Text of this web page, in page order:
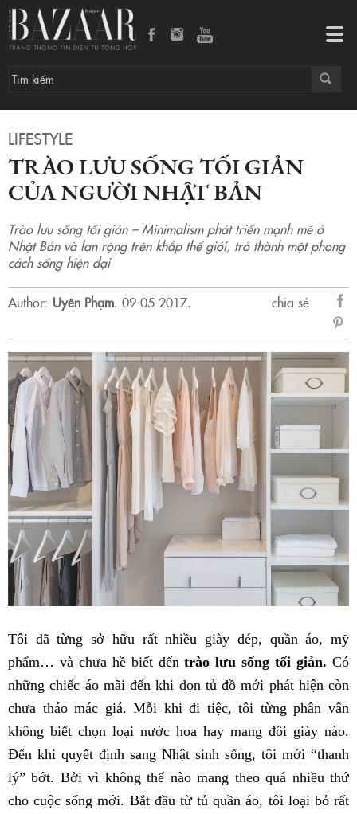
LIFESTYLE
TRÀO LƯU SỐNG TỐI GIẢN
CỦA NGƯỜI NHẬT BẢN
Trào lưu sống tối giản – Minimalism phát triển mạnh mẽ ở
Nhật Bản và lan rộng trên khắp thế giới, trở thành một phong
cách sống hiện đại
Author: Uyên Phạm. 09-05-2017.
chia sẻ
sẻ
Tôi đã từng sở hữu rất nhiều giày dép, quần áo, mỹ
phẩm… và chưa hề biết đếntrào lưu sống tối giản. Có
những chiếc áo mãi đến khi dọn tủ đồ mới phát hiện còn
chưa tháo mác giá. Mỗi khi đi tiệc, tôi từng phân vân
không biết chọn loại nước hoa hay mang đôi giày nào.
Đến khi quyết định sang Nhật sinh sống, tôi mới “thanh
lý” bớt. Bởi vì không thể nào mang theo quá nhiều thứ
cho cuộc sống mới. Bắt đầu từ tủ quần áo, tôi loại bỏ rất
Trào lưu sống tối giản của người Nhật Bản